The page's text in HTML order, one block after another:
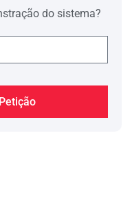
guia dedo sistema?